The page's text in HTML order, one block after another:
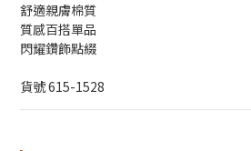
舒適親膚棉質
質感百搭單品
閃耀鑽飾點綴
貨號 615-1528